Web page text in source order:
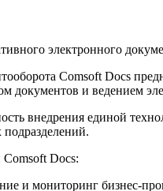
электронного
Comsoft Docs
документов и ведением
внедрения единой
Docs:
и мониторинг бизнес-